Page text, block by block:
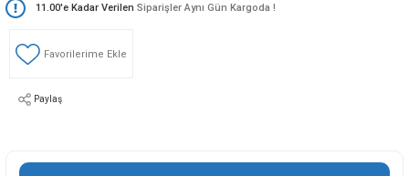
11.00'e Kadar Verilen Siparişler Aynı Gün Kargoda !
Paylaş